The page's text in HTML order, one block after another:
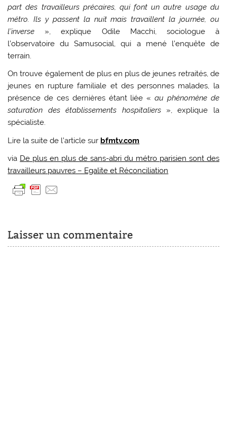
part des travailleurs précaires, qui font un autre usage du
métro. Ils y passent la nuit mais travaillent la journée, ou
l’inverse », explique Odile Macchi, sociologue à
l’observatoire du Samusocial, qui a mené l’enquête de
terrain.
On trouve également de plus en plus de jeunes retraités, de
jeunes en rupture familiale et des personnes malades, la
présence de ces dernières étant liée «au phénomène de
saturation des établissements hospitaliers», explique la
spécialiste.
Lire la suite de l’article sur bfmtv.com
via De plus en plus de sans-abri du métro parisien sont des
travailleurs pauvres – Egalite et Réconciliation
Laisser un commentaire